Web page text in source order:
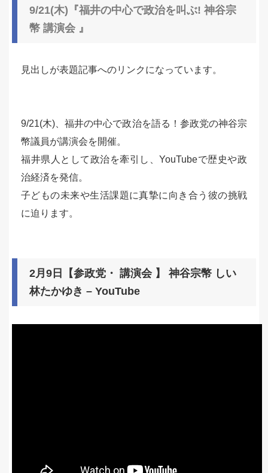
9/21(木)『福井の中心で政治を叫ぶ! 神谷宗
幣 講演会 』
見出しが表題記事へのリンクになっています。
9/21(木)、福井の中心で政治を語る！参政党の神谷宗
幣議員が講演会を開催。
福井県人として政治を牽引し、YouTubeで歴史や政
治経済を発信。
子どもの未来や生活課題に真摯に向き合う彼の挑戦
に迫ります。
2月9日【参政党・ 講演会 】 神谷宗幣 しい
林たかゆき – YouTube